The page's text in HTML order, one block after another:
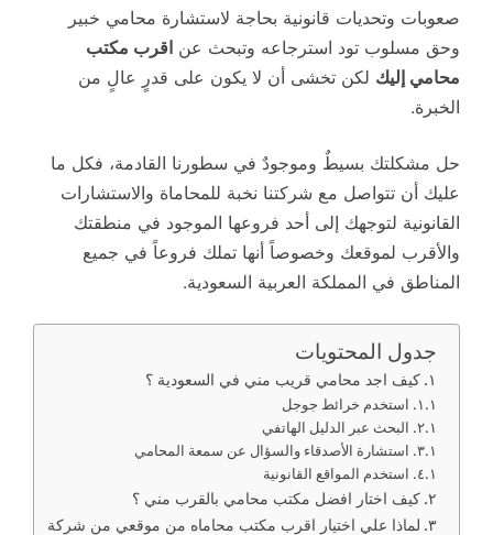
صعوبات وتحديات قانونية بحاجة لاستشارة محامي خبير
وحق مسلوب تود استرجاعه وتبحث عن اقرب مكتب
محامي إليك لكن تخشى أن لا يكون على قدرٍ عالٍ من
الخبرة.
حل مشكلتك بسيطٌ وموجودٌ في سطورنا القادمة، فكل ما
عليك أن تتواصل مع شركتنا نخبة للمحاماة والاستشارات
القانونية لتوجهك إلى أحد فروعها الموجود في منطقتك
والأقرب لموقعك وخصوصاً أنها تملك فروعاً في جميع
المناطق في المملكة العربية السعودية.
جدول المحتويات
كيف اجد محامي قريب مني في السعودية ؟
استخدم خرائط جوجل
البحث عبر الدليل الهاتفي
استشارة الأصدقاء والسؤال عن سمعة المحامي
استخدم المواقع القانونية
كيف اختار افضل مكتب محامي بالقرب مني ؟
لماذا علي اختيار اقرب مكتب محاماه من موقعي من شركة